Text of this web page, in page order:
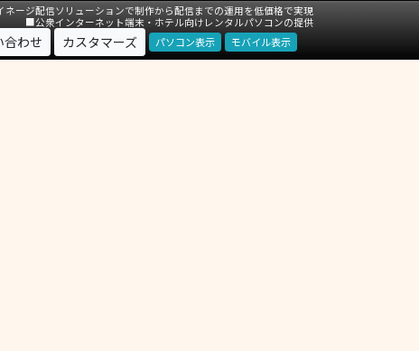
ージ配信ソリューションで制作から配信までの運用を低価格で実現
■公衆インターネット端末・ホテル向けレンタルパソコンの提供
合わせ カスタマーズ パソコン表示 モバイル表示